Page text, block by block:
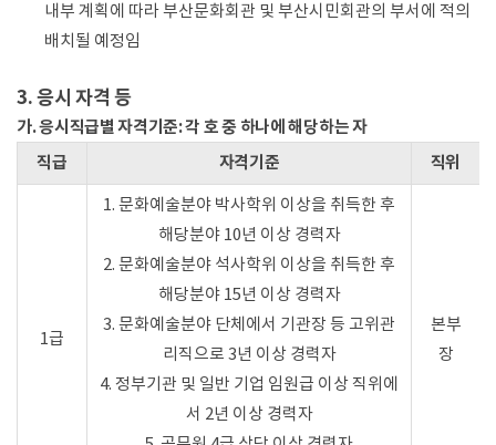
내부 계획에 따라 부산문화회관 및 부산시민회관의 부서에 적의
배치될 예정임
3. 응시 자격 등
가. 응시직급별 자격기준: 각 호 중 하나에 해당하는 자
직급
자격기준 직위
1급
1. 문화예술분야 박사학위 이상을 취득한 후
해당분야 10년 이상 경력자
2. 문화예술분야 석사학위 이상을 취득한 후
해당분야 15년 이상 경력자
3. 문화예술분야 단체에서 기관장 등 고위관
리직으로 3년 이상 경력자
4. 정부기관 및 일반 기업 임원급 이상 직위에
서 2년 이상 경력자
본부
장